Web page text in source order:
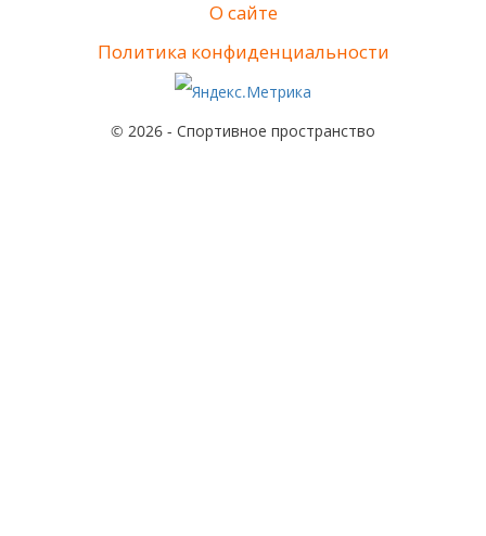
О сайте
Политика конфиденциальности
© 2026 - Спортивное пространство